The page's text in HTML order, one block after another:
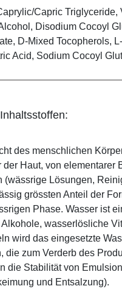
Capric Triglyceride,
Disodium Cocoyl
D-Mixed Tocopherols,
Acid, Sodium Cocoyl
des menschlichen
Haut, von elementarer
(wässrige Lösungen,
grössten Anteil der
Phase. Wasser ist
wasserlösliche
wird das eingesetzte
die zum Verderb des
die Stabilität von
und Entsalzung).